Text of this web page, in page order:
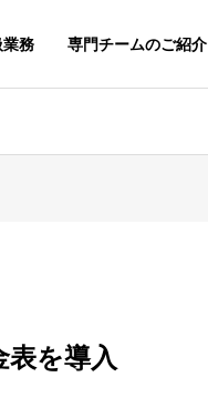
務 専門チームのご紹介
ACCESS
表を導入